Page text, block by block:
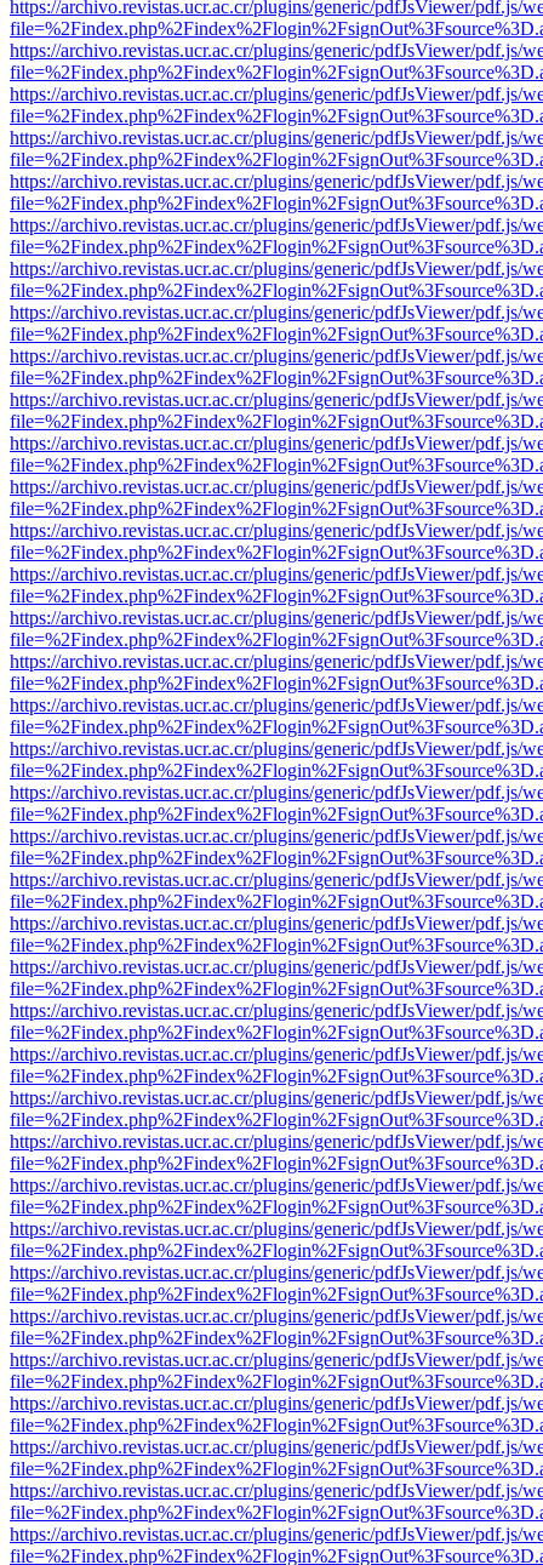
https://archivo.revistas.ucr.ac.cr/plugins/generic/pdfJsViewer/pdf.js/
https://archivo.revistas.ucr.ac.cr/plugins/generic/pdfJsViewer/pdf.js/
https://archivo.revistas.ucr.ac.cr/plugins/generic/pdfJsViewer/pdf.js/
https://archivo.revistas.ucr.ac.cr/plugins/generic/pdfJsViewer/pdf.js/
https://archivo.revistas.ucr.ac.cr/plugins/generic/pdfJsViewer/pdf.js/
https://archivo.revistas.ucr.ac.cr/plugins/generic/pdfJsViewer/pdf.js/
https://archivo.revistas.ucr.ac.cr/plugins/generic/pdfJsViewer/pdf.js/
https://archivo.revistas.ucr.ac.cr/plugins/generic/pdfJsViewer/pdf.js/
https://archivo.revistas.ucr.ac.cr/plugins/generic/pdfJsViewer/pdf.js/
https://archivo.revistas.ucr.ac.cr/plugins/generic/pdfJsViewer/pdf.js/
https://archivo.revistas.ucr.ac.cr/plugins/generic/pdfJsViewer/pdf.js/
https://archivo.revistas.ucr.ac.cr/plugins/generic/pdfJsViewer/pdf.js/
https://archivo.revistas.ucr.ac.cr/plugins/generic/pdfJsViewer/pdf.js/
https://archivo.revistas.ucr.ac.cr/plugins/generic/pdfJsViewer/pdf.js/
https://archivo.revistas.ucr.ac.cr/plugins/generic/pdfJsViewer/pdf.js/
https://archivo.revistas.ucr.ac.cr/plugins/generic/pdfJsViewer/pdf.js/
https://archivo.revistas.ucr.ac.cr/plugins/generic/pdfJsViewer/pdf.js/
https://archivo.revistas.ucr.ac.cr/plugins/generic/pdfJsViewer/pdf.js/
https://archivo.revistas.ucr.ac.cr/plugins/generic/pdfJsViewer/pdf.js/
https://archivo.revistas.ucr.ac.cr/plugins/generic/pdfJsViewer/pdf.js/
https://archivo.revistas.ucr.ac.cr/plugins/generic/pdfJsViewer/pdf.js/
https://archivo.revistas.ucr.ac.cr/plugins/generic/pdfJsViewer/pdf.js/
https://archivo.revistas.ucr.ac.cr/plugins/generic/pdfJsViewer/pdf.js/
https://archivo.revistas.ucr.ac.cr/plugins/generic/pdfJsViewer/pdf.js/
https://archivo.revistas.ucr.ac.cr/plugins/generic/pdfJsViewer/pdf.js/
https://archivo.revistas.ucr.ac.cr/plugins/generic/pdfJsViewer/pdf.js/
https://archivo.revistas.ucr.ac.cr/plugins/generic/pdfJsViewer/pdf.js/
https://archivo.revistas.ucr.ac.cr/plugins/generic/pdfJsViewer/pdf.js/
https://archivo.revistas.ucr.ac.cr/plugins/generic/pdfJsViewer/pdf.js/
https://archivo.revistas.ucr.ac.cr/plugins/generic/pdfJsViewer/pdf.js/
https://archivo.revistas.ucr.ac.cr/plugins/generic/pdfJsViewer/pdf.js/
https://archivo.revistas.ucr.ac.cr/plugins/generic/pdfJsViewer/pdf.js/
https://archivo.revistas.ucr.ac.cr/plugins/generic/pdfJsViewer/pdf.js/
https://archivo.revistas.ucr.ac.cr/plugins/generic/pdfJsViewer/pdf.js/
https://archivo.revistas.ucr.ac.cr/plugins/generic/pdfJsViewer/pdf.js/
https://archivo.revistas.ucr.ac.cr/plugins/generic/pdfJsViewer/pdf.js/